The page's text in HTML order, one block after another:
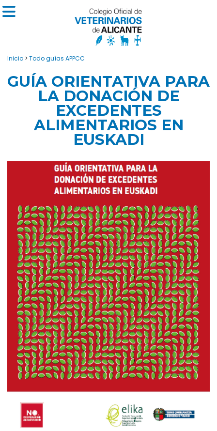
Inicio > Todo guías APPCC
GUÍA ORIENTATIVA PARA
LA DONACIÓN DE
EXCEDENTES
ALIMENTARIOS EN
EUSKADI